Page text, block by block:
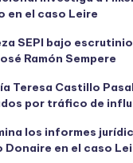
en el caso Leire
SEPI bajo
Ramón Sempere
Teresa Castillo
por tráfico de
los informes
en el caso